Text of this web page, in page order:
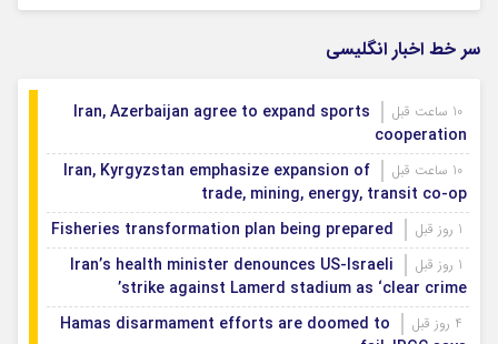
خشکسالی
سر خط اخبار انگلیسی
Iran, Azerbaijan agree to expand sports
cooperation
Iran, Kyrgyzstan emphasize expansion of
trade, mining, energy, transit co-op
Fisheries transformation plan being prepared
Iran’s health minister denounces US-Israeli
strike against Lamerd stadium as ‘clear crime’
Hamas disarmament efforts are doomed to